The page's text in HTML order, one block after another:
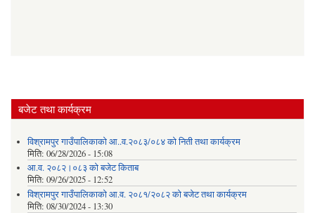
बजेट तथा कार्यक्रम
विश्रामपुर गाउँपालिकाको आ..व.२०८३/०८४ को निती तथा कार्यक्रम
मिति: 06/28/2026 - 15:08
आ.व. २०८२।०८३ को बजेट किताब
मिति: 09/26/2025 - 12:52
विश्रामपुर गाउँपालिकाको आ.व. २०८१/२०८२ को बजेट तथा कार्यक्रम
मिति: 08/30/2024 - 13:30